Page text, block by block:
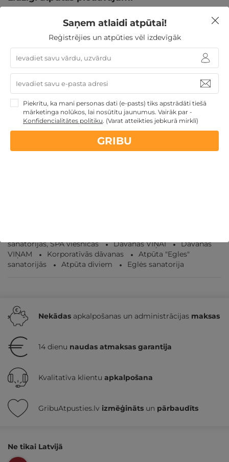
Atpūtas piedāvājums Apraksts Kontakti Noteikumi
Spēkā vēl:09d.13st.51min.26 sek.
ĪPAŠAIS!
ĪPAŠAIS — 2 naktis, ēdināšana un PROCEDŪRAS
VIENAM, DIVIEM vai 3-4 pers. ĢIMENEI
sanatorijas, SPA viesnīcas
Dāvanas VIŅAI
Dāvanas
VIŅAM
Korporatīvās dāvanas
Atpūta "Egles"
sanatorijās
Atpūta diviem Eglės sanatorija
Nekādas apkalpošanas un administrācijas maksas
14 dienu naudas atmaksas garantija
Kvalitatīva klientu apkalpošana
GribuAtpusties.lv izmēģināts un pārbaudīts
Ne tikai Latvijā
Saņem atlaidi atpūtai!
Reģistrējies un atpūties vēl izdevīgāk
Piekrītu, ka mani personas dati (e-pasts) tiks apstrādāti tiešā
mārketinga nolūkos, lai nosūtītu jaunumus. Vairāk par -
Konfidencialitātes politiku. (Varat atteikties jebkurā mirklī)
GRIBU